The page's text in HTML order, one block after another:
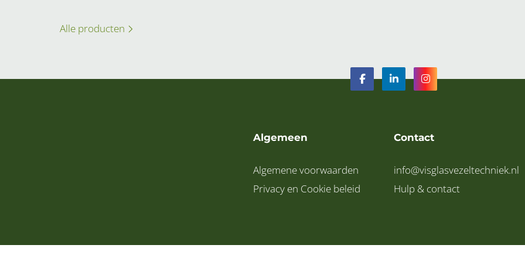
Alle producten
Algemeen
Algemene voorwaarden
Privacy en Cookie beleid
Contact
info@visglasvezeltechniek.nl
Hulp & contact